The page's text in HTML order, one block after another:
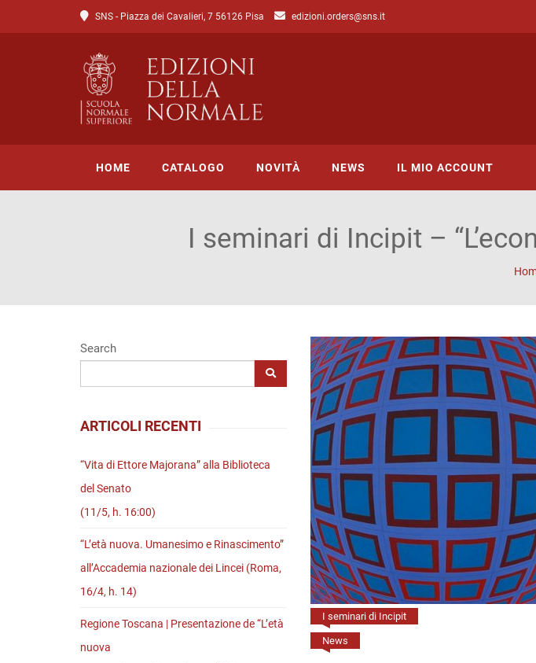
SNS - Piazza dei Cavalieri, 7 56126 Pisa edizioni.orders@sns.it
HOME CATALOGO
Tutto il catalogo
Catalogo di Scienze
NOVITÀ NEWS IL MIO ACCOUNT
I seminari di Incipit –
I seminari di Incipit
News
Search
ARTICOLI RECENTI
“Vita di Ettore Majorana” alla Biblioteca
del Senato
(11/5, h. 16:00)
“L’età nuova. Umanesimo e Rinascimento”
all’Accademia nazionale dei Lincei (Roma,
16/4, h. 14)
Regione Toscana | Presentazione de “L’età
nuova